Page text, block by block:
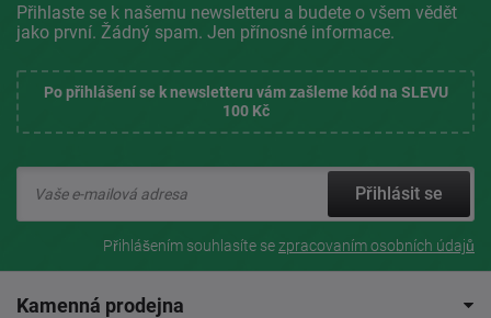
Přihlaste se k našemu newsletteru a budete o všem vědět
jako první. Žádný spam. Jen přínosné informace.
Po přihlášení se k newsletteru vám zašleme kód na SLEVU
100 Kč
Přihlásit se
Přihlášením souhlasíte sezpracovaním osobních údajů
Kamenná prodejna